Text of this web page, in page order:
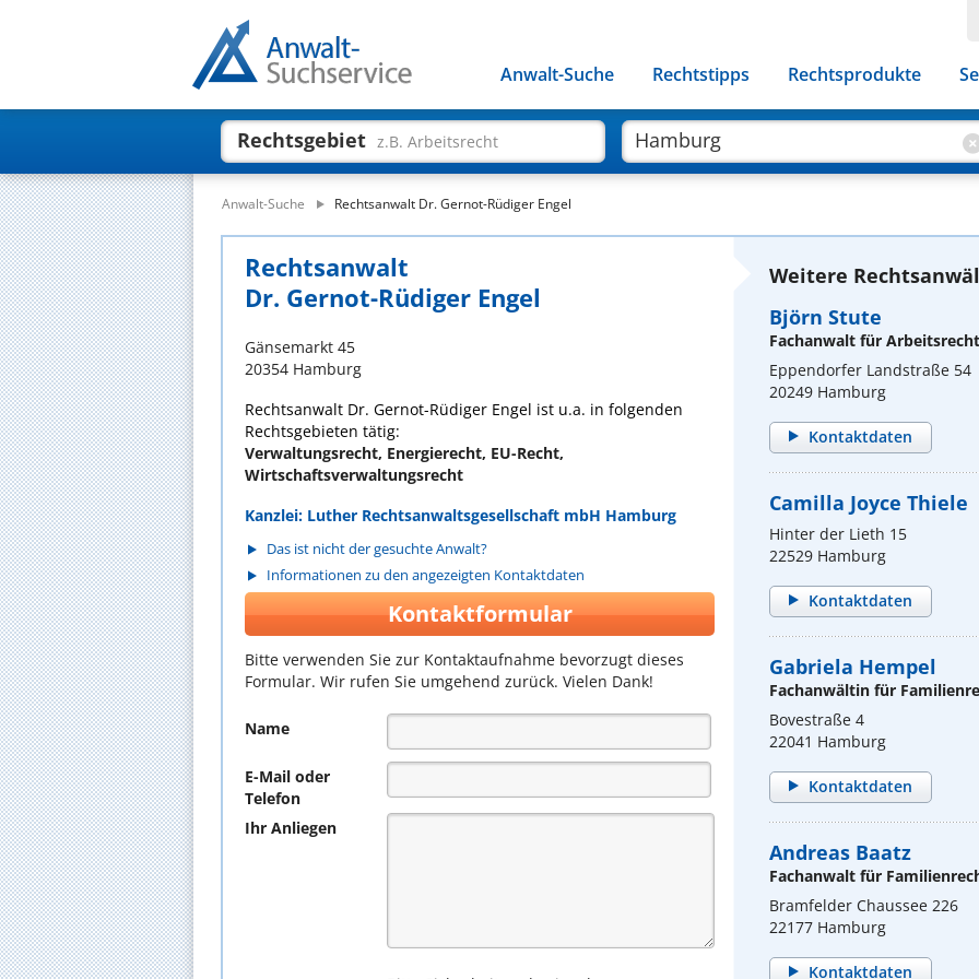
Anwalt-Suche Rechtstipps Rechtsprodukte
Rechtsgebiet z.B. Arbeitsrecht
Anwalt-Suche Rechtsanwalt Dr. Gernot-Rüdiger Engel
Rechtsanwalt
Dr. Gernot-Rüdiger Engel
Gänsemarkt 45
20354 Hamburg
Rechtsanwalt Dr. Gernot-Rüdiger Engel ist u.a. in folgenden
Rechtsgebieten tätig:
Verwaltungsrecht, Energierecht, EU-Recht,
Wirtschaftsverwaltungsrecht
Kanzlei: Luther Rechtsanwaltsgesellschaft mbH Hamburg
Das ist nicht der gesuchte Anwalt?
Informationen zu den angezeigten Kontaktdaten
Kontaktformular
Bitte verwenden Sie zur Kontaktaufnahme bevorzugt dieses
Formular. Wir rufen Sie umgehend zurück. Vielen Dank!
Name
E-Mail oder
Telefon
Ihr Anliegen
Weitere
Björn Stute
Fachanwalt für Arbeitsrecht
Eppendorfer Landstraße 54
20249 Hamburg
Kontaktdaten
Camilla Joyce Thiele
Hinter der Lieth 15
22529 Hamburg
Kontaktdaten
Gabriela Hempel
Fachanwältin für
Bovestraße 4
22041 Hamburg
Kontaktdaten
Andreas Baatz
Fachanwalt für
Bramfelder Chaussee 226
22177 Hamburg
Kontaktdaten